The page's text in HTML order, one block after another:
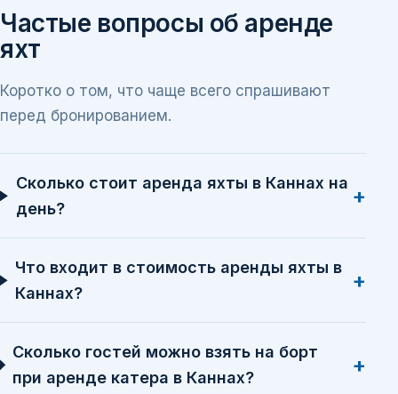
Частые вопросы об аренде
яхт
Коротко о том, что чаще всего спрашивают
перед бронированием.
Сколько стоит аренда яхты в Каннах на
день?
Что входит в стоимость аренды яхты в
Каннах?
Сколько гостей можно взять на борт
при аренде катера в Каннах?